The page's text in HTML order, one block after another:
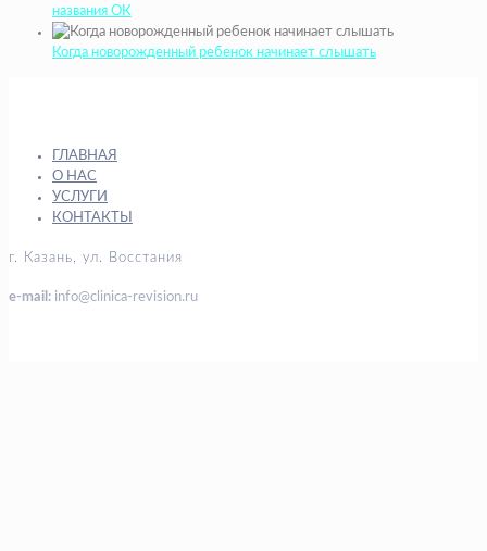
названия ОК
Когда новорожденный ребенок начинает слышать
ГЛАВНАЯ
О НАС
УСЛУГИ
КОНТАКТЫ
г. Казань, ул. Восстания
e-mail: info@clinica-revision.ru